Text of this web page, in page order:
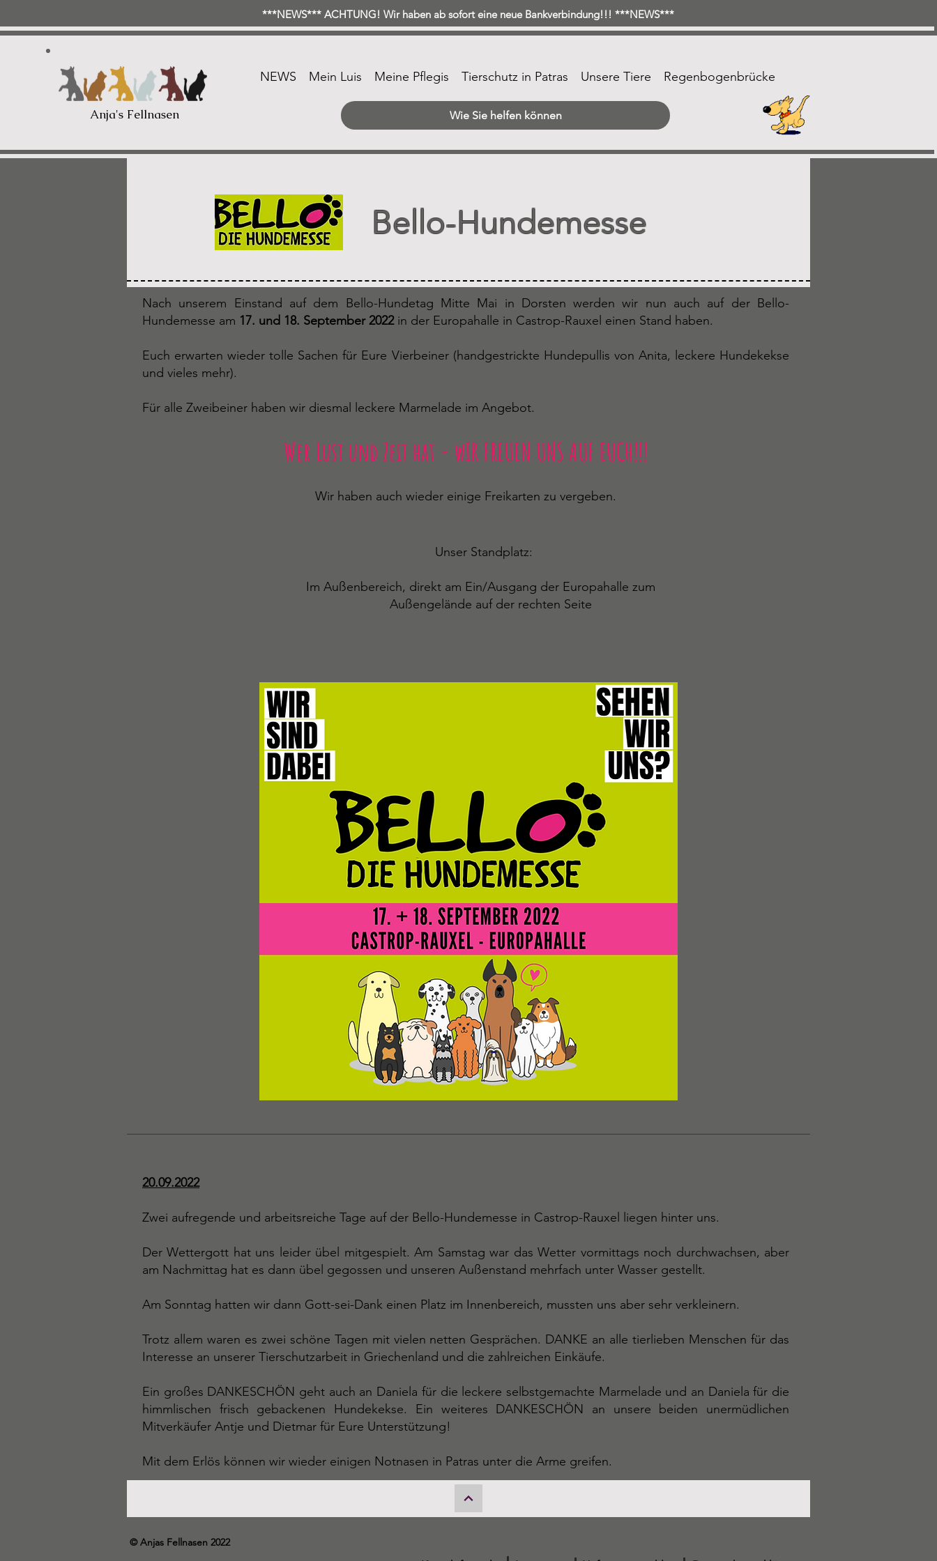
***NEWS*** ACHTUNG! Wir haben ab sofort eine neue Bankverbindung!!! ***NEWS***
Anja's Fellnasen
NEWS Mein Luis Meine Pflegis Tierschutz in Patras Unsere Tiere Regenbogenbrücke
Wie Sie helfen können
Bello-Hundemesse
Nach unserem Einstand auf dem Bello-Hundetag Mitte Mai in Dorsten werden wir nun auch auf der Bello-
Hundemesse am 17. und 18. September 2022in der Europahalle in Castrop-Rauxel einen Stand haben.
Euch erwarten wieder tolle Sachen für Eure Vierbeiner (handgestrickte Hundepullis von Anita, leckere Hundekekse
und vieles mehr).
Für alle Zweibeiner haben wir diesmal leckere Marmelade im Angebot.
Wer Lust und Zeit hat - wIR FREUEN UNS AUF EUCH!!!
Wir haben auch wieder einige Freikarten zu vergeben.
Unser Standplatz:
Im Außenbereich, direkt am Ein/Ausgang der Europahalle zum
Außengelände auf der rechten Seite
20.09.2022
Zwei aufregende und arbeitsreiche Tage auf der Bello-Hundemesse in Castrop-Rauxel liegen hinter uns.
Der Wettergott hat uns leider übel mitgespielt. Am Samstag war das Wetter vormittags noch durchwachsen, aber
am Nachmittag hat es dann übel gegossen und unseren Außenstand mehrfach unter Wasser gestellt.
Am Sonntag hatten wir dann Gott-sei-Dank einen Platz im Innenbereich, mussten uns aber sehr verkleinern.
Trotz allem waren es zwei schöne Tagen mit vielen netten Gesprächen. DANKE an alle tierlieben Menschen für das
Interesse an unserer Tierschutzarbeit in Griechenland und die zahlreichen Einkäufe.
Ein großes DANKESCHÖN geht auch an Daniela für die leckere selbstgemachte Marmelade und an Daniela für die
himmlischen frisch gebackenen Hundekekse. Ein weiteres DANKESCHÖN an unsere beiden unermüdlichen
Mitverkäufer Antje und Dietmar für Eure Unterstützung!
Mit dem Erlös können wir wieder einigen Notnasen in Patras unter die Arme greifen.
© Anjas Fellnasen 2022